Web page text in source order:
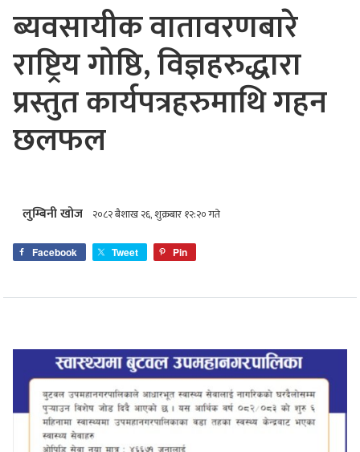
ब्यवसायीक वातावरणबारे
राष्ट्रिय गोष्ठि, विज्ञहरुद्धारा
प्रस्तुत कार्यपत्रहरुमाथि गहन
छलफल
लुम्बिनी खोज २०८२ बैशाख २६, शुक्रबार १२:२० गते
Facebook Tweet Pin